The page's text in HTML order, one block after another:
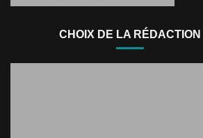
CHOIX DE LA RÉDACTION